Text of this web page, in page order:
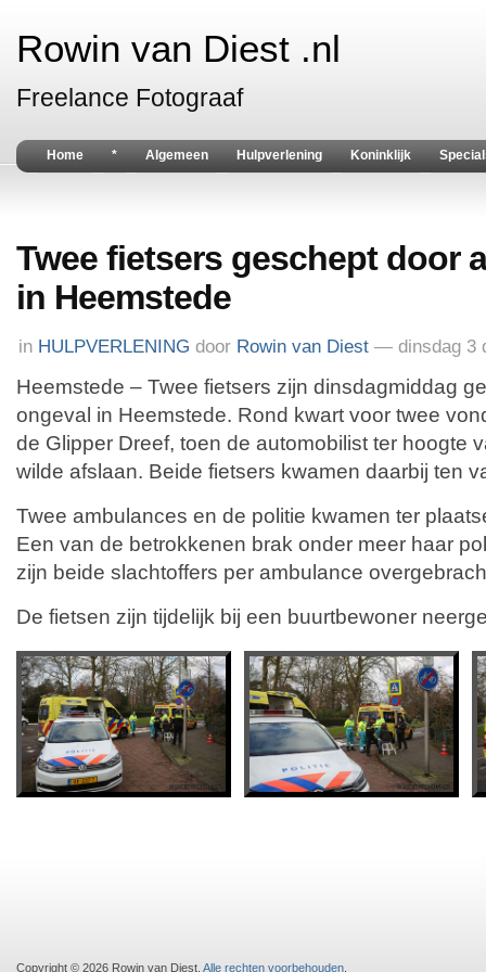
Rowin van Diest .nl
Freelance Fotograaf
Home * Algemeen Hulpverlening Koninklijk
Twee fietsers geschept door
in Heemstede
in HULPVERLENING door Rowin van Diest — dinsdag 3
Heemstede – Twee fietsers zijn dinsdagmiddag
ongeval in Heemstede. Rond kwart voor twee
de Glipper Dreef, toen de automobilist ter hoogte
wilde afslaan. Beide fietsers kwamen daarbij ten
Twee ambulances en de politie kwamen ter
Een van de betrokkenen brak onder meer haar
zijn beide slachtoffers per ambulance
De fietsen zijn tijdelijk bij een buurtbewoner
Copyright © 2026 Rowin van Diest. Alle rechten voorbehouden